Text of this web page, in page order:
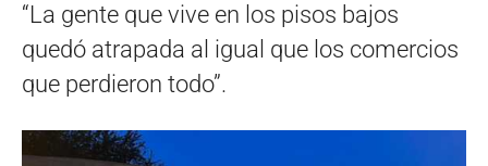
“La gente que vive en los pisos bajos
quedó atrapada al igual que los comercios
que perdieron todo”.